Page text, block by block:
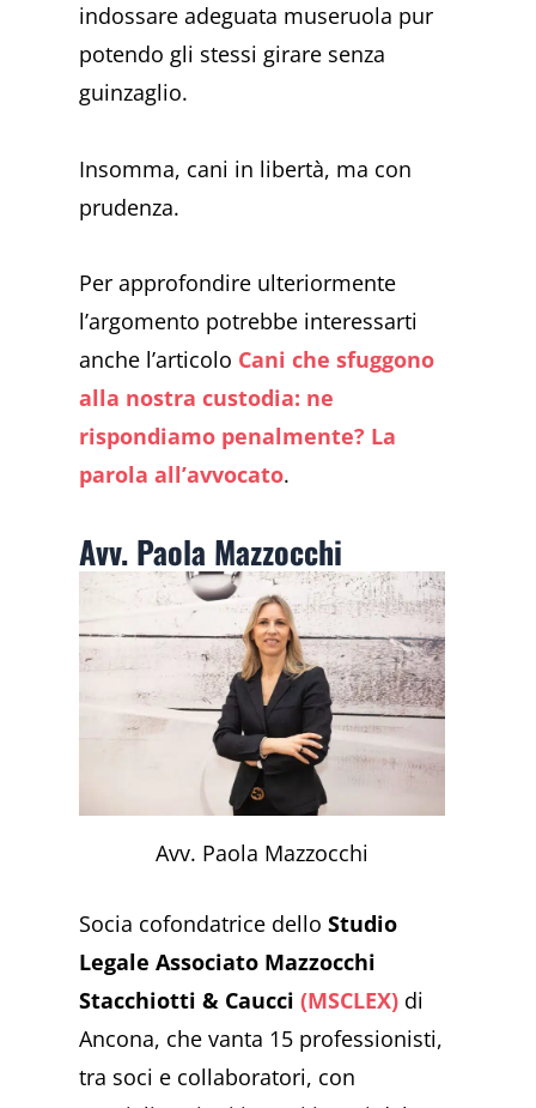
indossare adeguata museruola pur
potendo gli stessi girare senza
guinzaglio.
Insomma, cani in libertà, ma con
prudenza.
Per approfondire ulteriormente
l’argomento potrebbe interessarti
anche l’articolo Cani che sfuggono
alla nostra custodia: ne
rispondiamo penalmente? La
parola all’avvocato.
Avv. Paola Mazzocchi
Avv. Paola Mazzocchi
Socia cofondatrice delloStudio
Legale Associato Mazzocchi
Stacchiotti & Caucci (MSCLEX) di
Ancona, che vanta 15 professionisti,
tra soci e collaboratori, con